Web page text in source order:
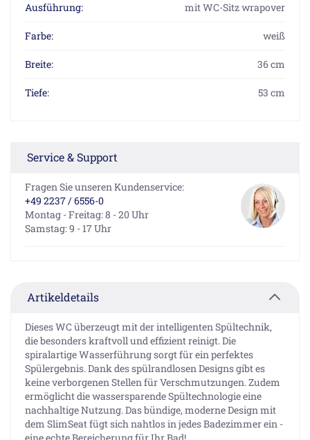
Ausführung: mit WC-Sitz wrapover
Farbe: weiß
Breite: 36 cm
Tiefe: 53 cm
Service & Support
Fragen Sie unseren Kundenservice:
+49 2237 / 6556-0
Montag - Freitag: 8 - 20 Uhr
Samstag: 9 - 17 Uhr
Artikeldetails
Dieses WC überzeugt mit der intelligenten Spültechnik,
die besonders kraftvoll und effizient reinigt. Die
spiralartige Wasserführung sorgt für ein perfektes
Spülergebnis. Dank des spülrandlosen Designs gibt es
keine verborgenen Stellen für Verschmutzungen. Zudem
ermöglicht die wassersparende Spültechnologie eine
nachhaltige Nutzung. Das bündige, moderne Design mit
dem SlimSeat fügt sich nahtlos in jedes Badezimmer ein -